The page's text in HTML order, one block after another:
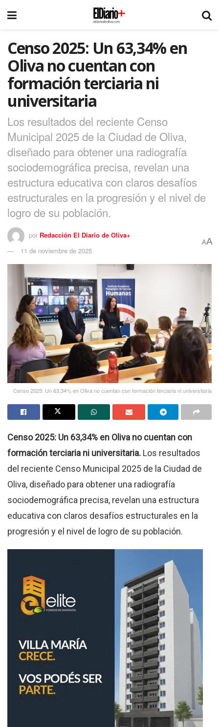
Censo 2025: Un 63,34% en
Oliva no cuentan con
formación terciaria ni
universitaria
Los resultados del reciente Censo
Municipal 2025 de la Ciudad de Oliva,
diseñado para obtener una radiografía
sociodemográfica precisa, revelan una
estructura educativa con claros desafíos
estructurales en la progresión y el nivel de
logro de su población.
por Redacción El Diario de Oliva+
11 de noviembre de 2025
AA
Censo 2025: Un 63,34% en Oliva no cuentan con formación terciaria ni universitaria
Censo 2025: Un 63,34% en Oliva no cuentan con
formación terciaria ni universitaria. Los resultados
del reciente Censo Municipal 2025 de la Ciudad de
Oliva, diseñado para obtener una radiografía
sociodemográfica precisa, revelan una estructura
educativa con claros desafíos estructurales en la
progresión y el nivel de logro de su población.